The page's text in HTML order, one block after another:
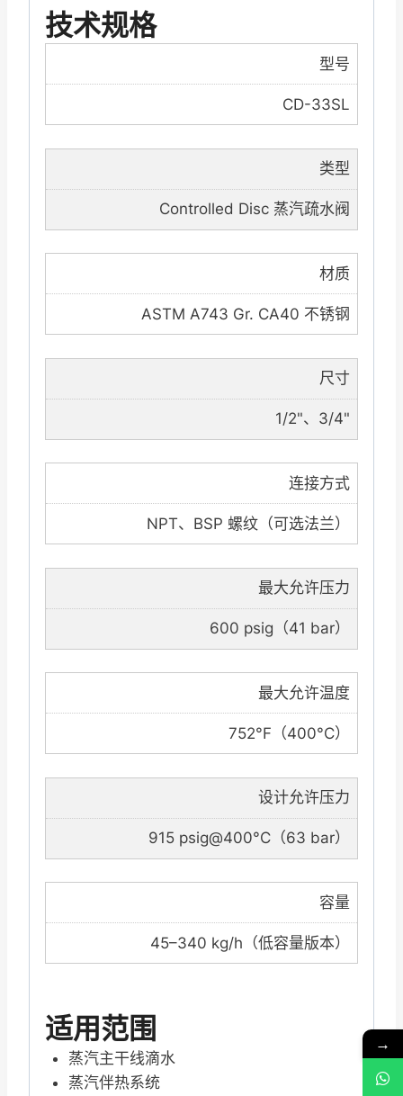
技术规格
型号
CD-33SL
类型
Controlled Disc 蒸汽疏水阀
材质
ASTM A743 Gr. CA40 不锈钢
尺寸
1/2"、3/4"
连接方式
NPT、BSP 螺纹（可选法兰）
最大允许压力
600 psig（41 bar）
最大允许温度
752°F（400°C）
设计允许压力
915 psig@400°C（63 bar）
容量
45–340 kg/h（低容量版本）
适用范围
蒸汽主干线滴水
蒸汽伴热系统
→